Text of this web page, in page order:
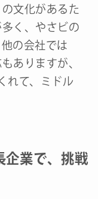
文化があるた
く、やさビの
の会社では
ありますが、
れて、ミドル
企業で、挑戦